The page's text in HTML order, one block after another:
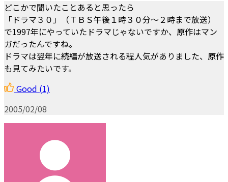
どこかで聞いたことあると思ったら
「ドラマ３０」（ＴＢＳ午後１時３０分～２時まで放送）
で1997年にやっていたドラマじゃないですか、原作はマン
ガだったんですね。
ドラマは翌年に続編が放送される程人気がありました、原作
も見てみたいです。
Good (1)
2005/02/08